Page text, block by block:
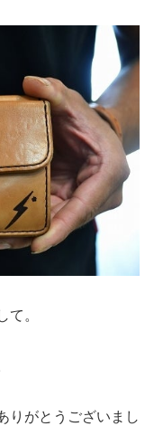
て。
りがとうございまし